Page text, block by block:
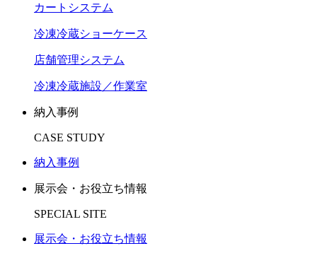
カートシステム
冷凍冷蔵ショーケース
店舗管理システム
冷凍冷蔵施設／作業室
納入事例
CASE STUDY
納入事例
展示会・お役立ち情報
SPECIAL SITE
展示会・お役立ち情報